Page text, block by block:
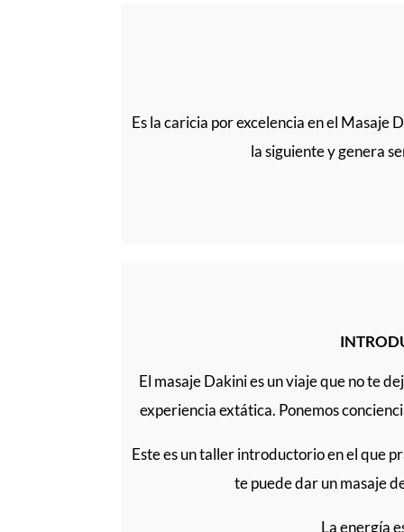
Es la caricia por excelencia en el
la siguiente y genera
El masaje Dakini es un viaje que no te
experiencia extática. Ponemos
Este es un taller introductorio en el que
te puede dar un masaje
La energía